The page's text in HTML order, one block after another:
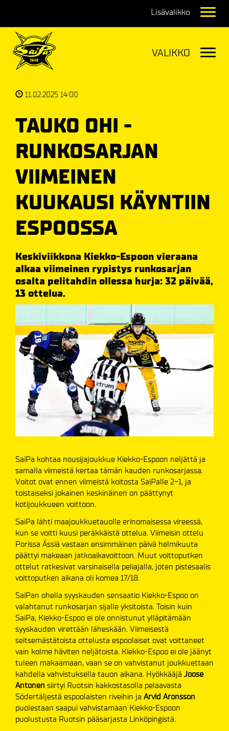
11.02.2025 14:00
TAUKO OHI -
RUNKOSARJAN
VIIMEINEN
KUUKAUSI KÄYNTIIN
ESPOOSSA
Keskiviikkona Kiekko-Espoon vieraana
alkaa viimeinen rypistys runkosarjan
osalta pelitahdin ollessa hurja: 32 päivää,
13 ottelua.
SaiPa kohtaa nousijajoukkue Kiekko-Espoon neljättä ja
samalla viimeistä kertaa tämän kauden runkosarjassa.
Voitot ovat ennen viimeistä koitosta SaiPalle 2-1, ja
toistaiseksi jokainen keskinäinen on päättynyt
kotijoukkueen voittoon.
SaiPa lähti maajoukkuetauolle erinomaisessa vireessä,
kun se voitti kuusi peräkkäistä ottelua. Viimeisin ottelu
Porissa Ässiä vastaan ensimmäinen päivä helmikuuta
päättyi makeaan jatkoaikavoittoon. Muut voittoputken
ottelut ratkesivat varsinaisella peliajalla, joten pistesaalis
voittoputken aikana oli komea 17/18.
SaiPan ohella syyskauden sensaatio Kiekko-Espoo on
valahtanut runkosarjan sijalle yksitoista. Toisin kuin
SaiPa, Kiekko-Espoo ei ole onnistunut ylläpitämään
syyskauden virettään läheskään. Viimeisestä
seitsemästätoista ottelusta espoolaiset ovat voittaneet
vain kolme häviten neljätoista. Kiekko-Espoo ei ole jäänyt
tuleen makaamaan, vaan se on vahvistanut joukkuettaan
kahdella vahvistuksella tauon aikana. Hyökkääjä Joose
Antonen siirtyi Ruotsin kakkostasolla pelaavasta
Södertäljestä espoolaisten riveihin ja Arvid Aronsson
puolestaan saapui vahvistamaan Kiekko-Espoon
puolustusta Ruotsin pääsarjasta Linköpingistä.